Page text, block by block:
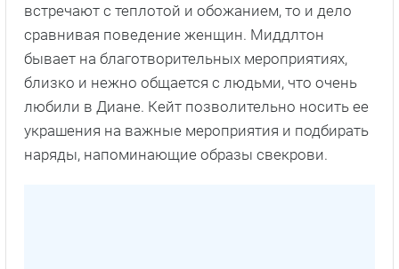
встречают с теплотой и обожанием, то и дело
сравнивая поведение женщин. Миддлтон
бывает на благотворительных мероприятиях,
близко и нежно общается с людьми, что очень
любили в Диане. Кейт позволительно носить ее
украшения на важные мероприятия и подбирать
наряды, напоминающие образы свекрови.